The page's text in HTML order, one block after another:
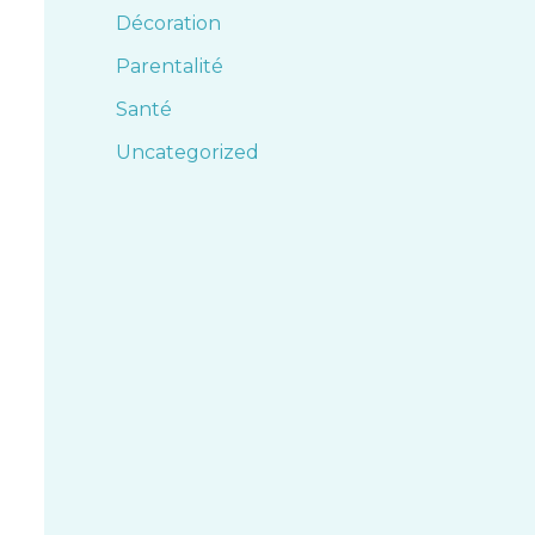
Décoration
Parentalité
Santé
Uncategorized